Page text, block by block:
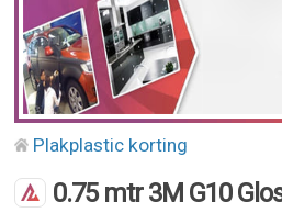
Plakplastic korting
0.75 mtr 3M G10